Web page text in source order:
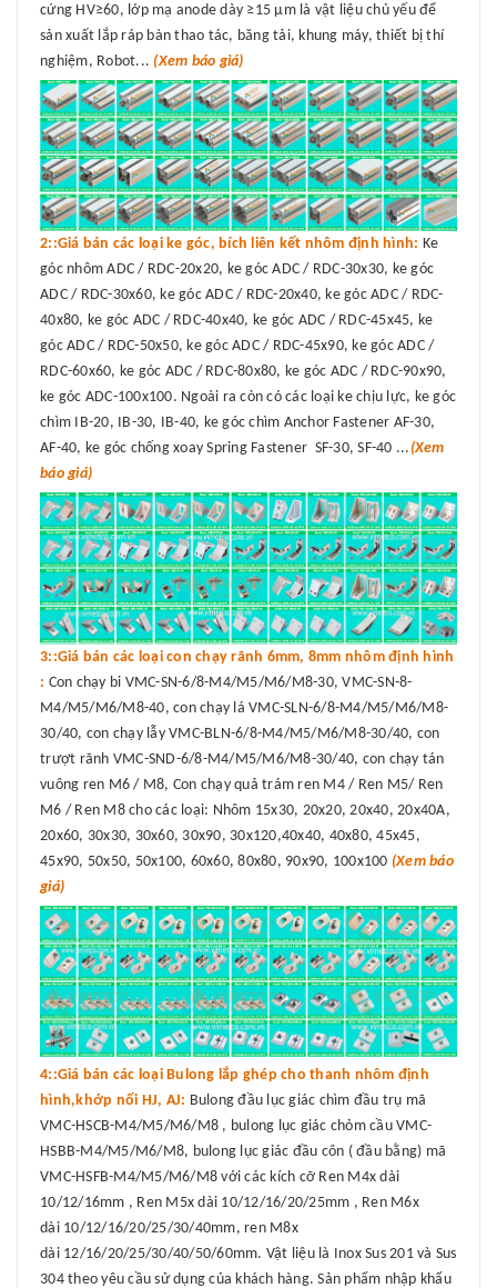
cứng HV≥60, lớp mạ anode dày ≥15 μm là vật liệu chủ yếu để
sản xuất lắp ráp bàn thao tác, băng tải, khung máy, thiết bị thí
nghiệm, Robot... (Xem báo giá)
2::Giá bán các loại ke góc, bích liên kết nhôm định hình: Ke
góc nhôm ADC / RDC-20x20, ke góc ADC / RDC-30x30, ke góc
ADC / RDC-30x60, ke góc ADC / RDC-20x40, ke góc ADC / RDC-
40x80, ke góc ADC / RDC-40x40, ke góc ADC / RDC-45x45, ke
góc ADC / RDC-50x50, ke góc ADC / RDC-45x90, ke góc ADC /
RDC-60x60, ke góc ADC / RDC-80x80, ke góc ADC / RDC-90x90,
ke góc ADC-100x100. Ngoài ra còn có các loại ke chịu lực, ke góc
chìm IB-20, IB-30, IB-40, ke góc chìm Anchor Fastener AF-30,
AF-40, ke góc chống xoay Spring Fastener SF-30, SF-40 ... (Xem
báo giá)
3::Giá bán các loại con chạy rãnh 6mm, 8mm nhôm định hình
: Con chạy bi VMC-SN-6/8-M4/M5/M6/M8-30, VMC-SN-8-
M4/M5/M6/M8-40, con chạy lá VMC-SLN-6/8-M4/M5/M6/M8-
30/40, con chạy lẫy VMC-BLN-6/8-M4/M5/M6/M8-30/40, con
trượt rãnh VMC-SND-6/8-M4/M5/M6/M8-30/40, con chạy tán
vuông ren M6 / M8, Con chạy quả trám ren M4 / Ren M5/ Ren
M6 / Ren M8 cho các loại: Nhôm 15x30, 20x20, 20x40, 20x40A,
20x60, 30x30, 30x60, 30x90, 30x120,40x40, 40x80, 45x45,
45x90, 50x50, 50x100, 60x60, 80x80, 90x90, 100x100 (Xem báo
giá)
4::Giá bán các loại Bulong lắp ghép cho thanh nhôm định
hình,khớp nối HJ, AJ: Bulong đầu lục giác chìm đầu trụ mã
VMC-HSCB-M4/M5/M6/M8 , bulong lục giác chỏm cầu VMC-
HSBB-M4/M5/M6/M8, bulong lục giác đầu côn ( đầu bằng) mã
VMC-HSFB-M4/M5/M6/M8 với các kích cỡ Ren M4x dài
10/12/16mm , Ren M5x dài 10/12/16/20/25mm , Ren M6x
dài 10/12/16/20/25/30/40mm, ren M8x
dài 12/16/20/25/30/40/50/60mm. Vật liệu là Inox Sus 201 và Sus
304 theo yêu cầu sử dụng của khách hàng. Sản phẩm nhập khẩu